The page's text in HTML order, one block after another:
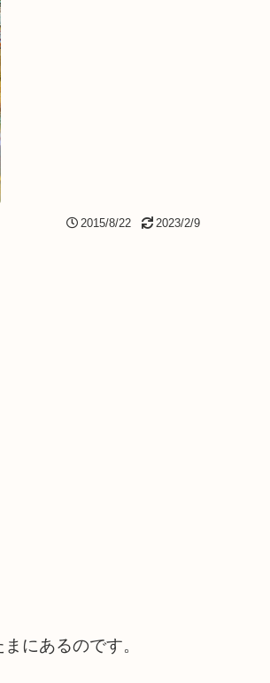
2015/8/22 2023/2/9
にあるのです。